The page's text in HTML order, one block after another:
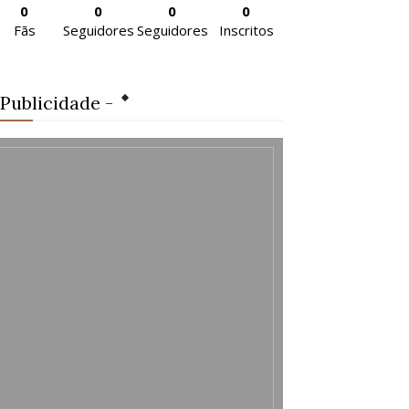
0
Fãs
0
Seguidores
0
Seguidores
0
Inscritos
-